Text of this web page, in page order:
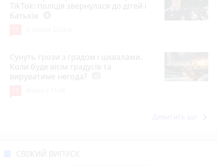
TikTok: поліція звернулася до дітей і
батьків
Сунуть грози з градом і шквалами.
Коли буде вісім градусів та
вируватиме негода?